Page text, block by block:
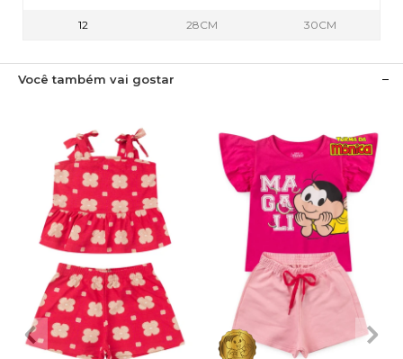
12 28CM 30CM
Você também vai gostar
2 3 8 1 6